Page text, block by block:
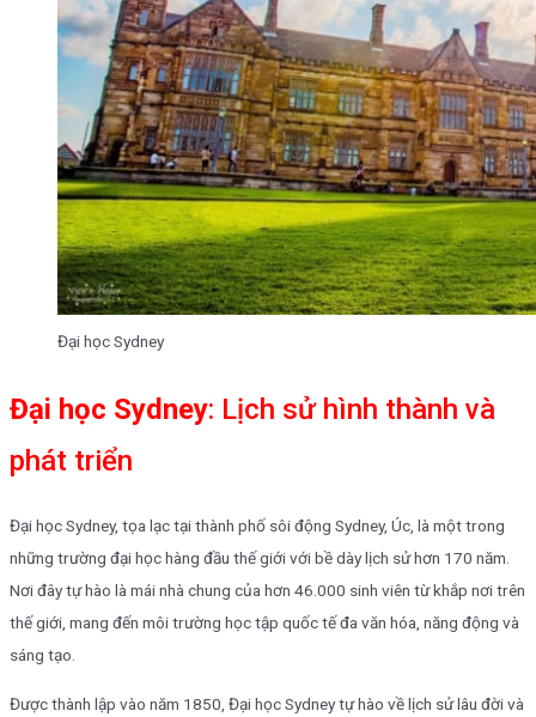
Đại học Sydney
Đại học Sydney: Lịch sử hình thành và
phát triển
Đại học Sydney, tọa lạc tại thành phố sôi động Sydney, Úc, là một trong
những trường đại học hàng đầu thế giới với bề dày lịch sử hơn 170 năm.
Nơi đây tự hào là mái nhà chung của hơn 46.000 sinh viên từ khắp nơi trên
thế giới, mang đến môi trường học tập quốc tế đa văn hóa, năng động và
sáng tạo.
Được thành lập vào năm 1850, Đại học Sydney tự hào về lịch sử lâu đời và